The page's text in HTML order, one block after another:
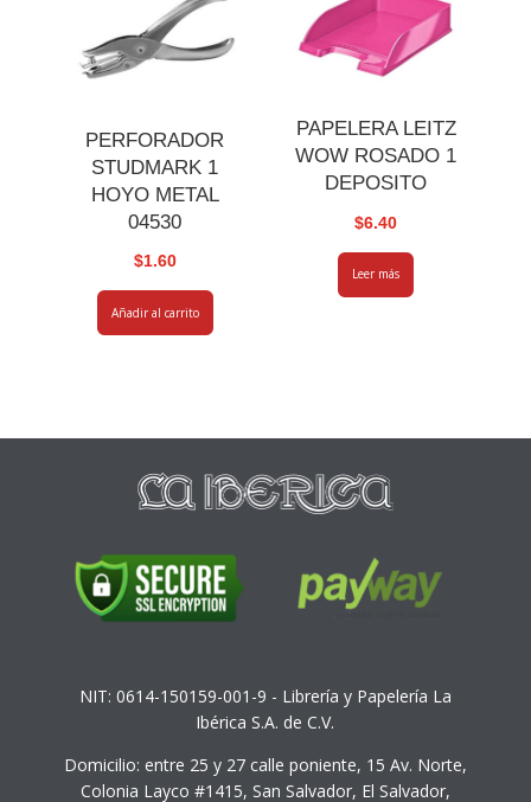
PERFORADOR
STUDMARK 1
HOYO METAL
04530
$1.60
Añadir al carrito
PAPELERA LEITZ
WOW ROSADO 1
DEPOSITO
$6.40
Leer más
NIT: 0614-150159-001-9 - Librería y Papelería La
Ibérica S.A. de C.V.
Domicilio: entre 25 y 27 calle poniente, 15 Av. Norte,
Colonia Layco #1415, San Salvador, El Salvador,